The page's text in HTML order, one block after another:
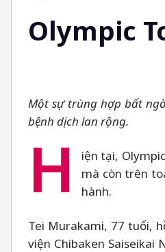
Olympic
Một sự trùng hợp bất
bệnh dịch lan rộng.
H iện tại,
mà còn trên
hành.
Tei Murakami, 77 tuổi,
viện Chibaken Saiseikai